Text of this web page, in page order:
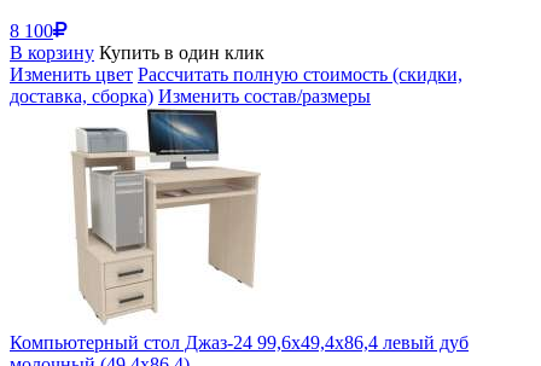
8 100
В корзину Купить в один клик
Изменить цвет Рассчитать полную стоимость (скидки,
доставка, сборка) Изменить состав/размеры
Компьютерный стол Джаз-24 99,6х49,4х86,4 левый дуб